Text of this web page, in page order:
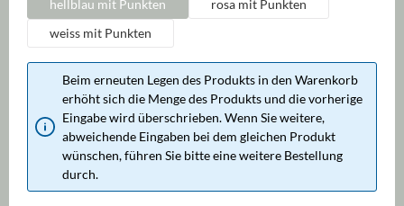
hellblau mit Punkten
rosa mit Punkten
weiss mit Punkten
Beim erneuten Legen des Produkts in den Warenkorb
erhöht sich die Menge des Produkts und die vorherige
Eingabe wird überschrieben. Wenn Sie weitere,
abweichende Eingaben bei dem gleichen Produkt
wünschen, führen Sie bitte eine weitere Bestellung
durch.